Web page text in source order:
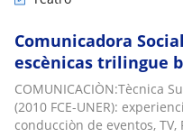
Comunicadora
escènicas trilingue
COMUNICACIÒN:Tècnica
(2010 FCE-UNER):
conducciòn de eventos, TV,